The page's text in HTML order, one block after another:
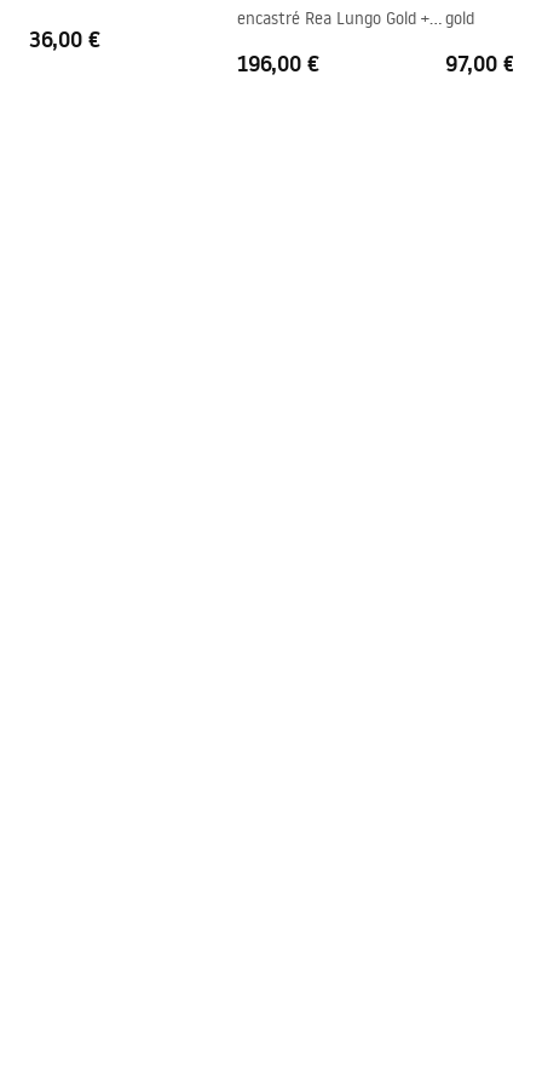
36,00 €
encastré Rea Lungo Gold +
196,00 €
gold
97,00 €